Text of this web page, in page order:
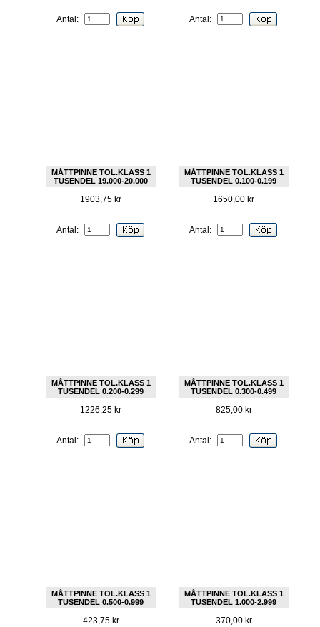
Antal: Antal:
MÅTTPINNE TOL.KLASS 1
TUSENDEL 19.000-20.000
1903,75 kr
Antal:
MÅTTPINNE TOL.KLASS 1
TUSENDEL 0.100-0.199
1650,00 kr
Antal:
MÅTTPINNE TOL.KLASS 1
TUSENDEL 0.200-0.299
1226,25 kr
Antal:
MÅTTPINNE TOL.KLASS 1
TUSENDEL 0.300-0.499
825,00 kr
Antal:
MÅTTPINNE TOL.KLASS 1
TUSENDEL 0.500-0.999
423,75 kr
MÅTTPINNE TOL.KLASS 1
TUSENDEL 1.000-2.999
370,00 kr